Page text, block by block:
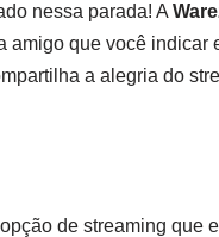
nessa parada! A
amigo que você
a alegria do
de streaming que